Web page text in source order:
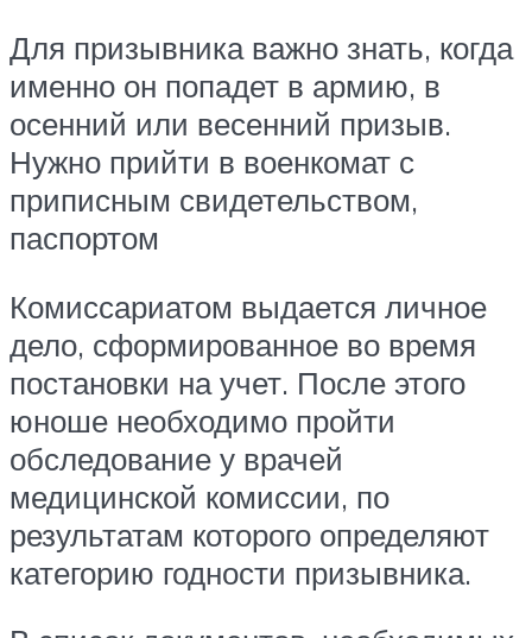
Для призывника важно знать, когда
именно он попадет в армию, в
осенний или весенний призыв.
Нужно прийти в военкомат с
приписным свидетельством,
паспортом
Комиссариатом выдается личное
дело, сформированное во время
постановки на учет. После этого
юноше необходимо пройти
обследование у врачей
медицинской комиссии, по
результатам которого определяют
категорию годности призывника.